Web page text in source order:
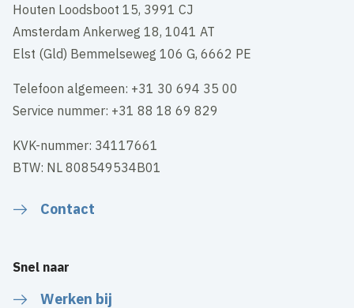
Houten Loodsboot 15, 3991 CJ
Amsterdam Ankerweg 18, 1041 AT
Elst (Gld) Bemmelseweg 106 G, 6662 PE
Telefoon algemeen: +31 30 694 35 00
Service nummer: +31 88 18 69 829
KVK-nummer: 34117661
BTW: NL 808549534B01
Contact
Snel naar
Werken bij